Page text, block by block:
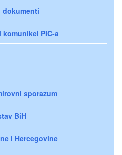
dokumenti
komunikei PIC-a
sporazum
BiH
i Hercegovine